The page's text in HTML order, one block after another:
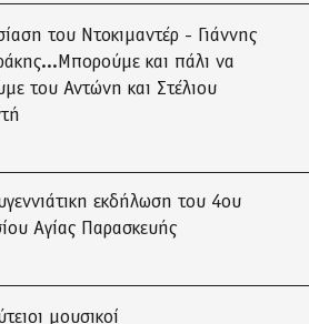
του Ντοκιμαντέρ - Γιάννης
και πάλι να
του Αντώνη και Στέλιου
εκδήλωση του 4ου
Αγίας Παρασκευής
μουσικοί